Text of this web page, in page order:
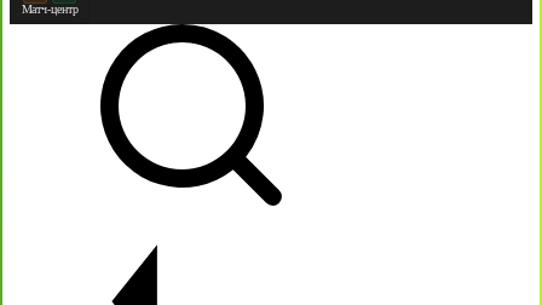
Матч-центр